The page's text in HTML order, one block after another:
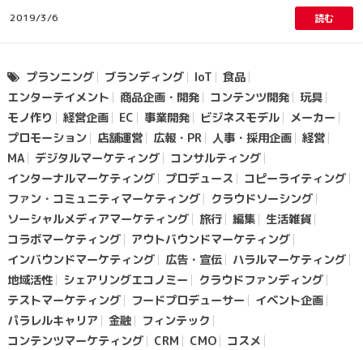
2019/3/6 読む
プランニング ブランディング IoT
食品
エンターテイメント
商品企画・開発 コンテンツ開発
玩具
モノ作り
経営企画 EC 事業開発 ビジネスモデル
メーカー
プロモーション
店舗運営 広報・PR 人事・採用企画
経営
MA
デジタルマーケティング
コンサルティング
インターナルマーケティング
プロデュース
コピーライティング
ファン・コミュニティマーケティング
クラウドソーシング
ソーシャルメディアマーケティング
旅行 編集
生活雑貨
コラボマーケティング
アウトバウンドマーケティング
インバウンドマーケティング
広告・宣伝
ハラルマーケティング
地域活性
シェアリングエコノミー
クラウドファンディング
テストマーケティング
フードプロデューサー
イベント企画
パラレルキャリア
金融
フィンテック
コンテンツマーケティング
CRM CMO
コスメ